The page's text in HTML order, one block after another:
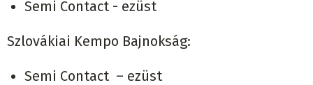
Semi Contact - ezüst
Szlovákiai Kempo Bajnokság:
Semi Contact – ezüst